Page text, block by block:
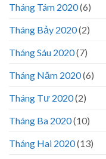
Tháng Tám 2020(6)
Tháng Bảy 2020(2)
Tháng Sáu 2020(7)
Tháng Năm 2020(6)
Tháng Tư 2020(2)
Tháng Ba 2020(10)
Tháng Hai 2020(13)